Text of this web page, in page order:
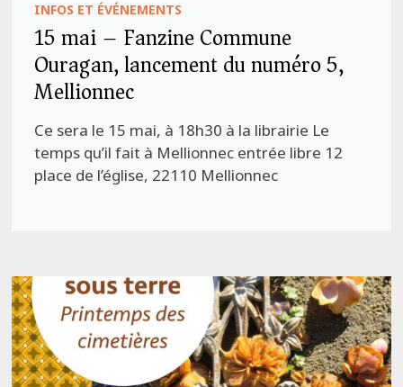
INFOS ET ÉVÉNEMENTS
15 mai – Fanzine Commune
Ouragan, lancement du numéro 5,
Mellionnec
Ce sera le 15 mai, à 18h30 à la librairie Le
temps qu’il fait à Mellionnec entrée libre 12
place de l’église, 22110 Mellionnec